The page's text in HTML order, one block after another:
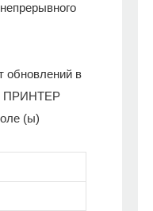
обновлений в
ПРИНТЕР
(ы)